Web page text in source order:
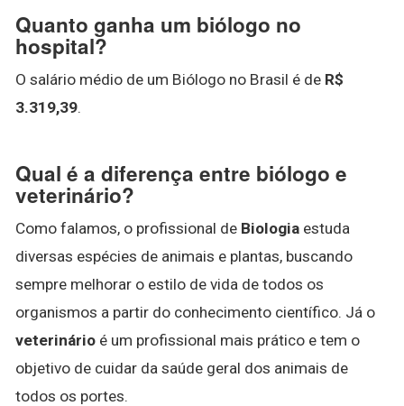
Quanto ganha um biólogo no
hospital?
O salário médio de um Biólogo no Brasil é de R$
3.319,39.
Qual é a diferença entre biólogo e
veterinário?
Como falamos, o profissional de Biologia estuda
diversas espécies de animais e plantas, buscando
sempre melhorar o estilo de vida de todos os
organismos a partir do conhecimento científico. Já o
veterinário é um profissional mais prático e tem o
objetivo de cuidar da saúde geral dos animais de
todos os portes.